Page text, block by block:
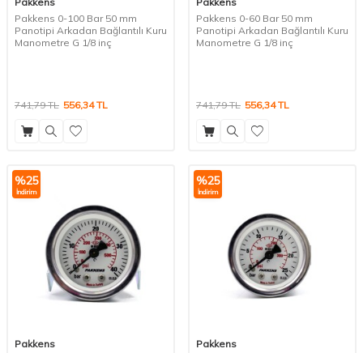
Pakkens 0-100 Bar 50 mm
Panotipi Arkadan Bağlantılı Kuru
Manometre G 1/8 inç
741,79TL 556,34TL
Pakkens 0-60 Bar 50 mm
Panotipi Arkadan Bağlantılı Kuru
Manometre G 1/8 inç
741,79TL 556,34TL
%25
İndirim
Pakkens
%25
İndirim
Pakkens